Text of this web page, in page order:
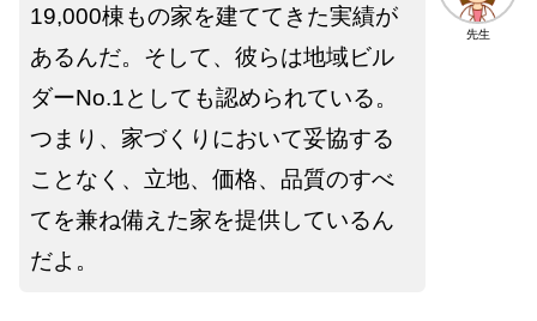
先生
19,000棟もの家を建ててきた実績が
あるんだ。そして、彼らは地域ビル
ダーNo.1としても認められている。
つまり、家づくりにおいて妥協する
ことなく、立地、価格、品質のすべ
てを兼ね備えた家を提供しているん
だよ。